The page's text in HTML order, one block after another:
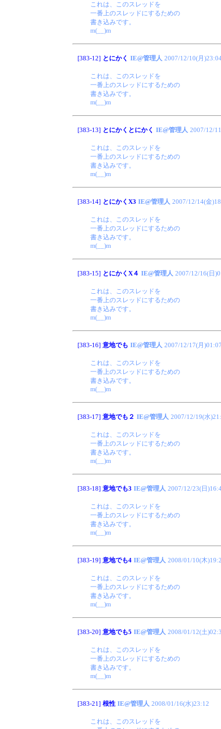
これは、このスレッドを
一番上のスレッドにするための
書き込みです。
m(__)m
[383-12] とにかく IE@管理人 2007/12/10(月
これは、このスレッドを
一番上のスレッドにするための
書き込みです。
m(__)m
[383-13] とにかくとにかく IE@管理人 2007/12/
これは、このスレッドを
一番上のスレッドにするための
書き込みです。
m(__)m
[383-14] とにかくX3 IE@管理人 2007/12/14(金
これは、このスレッドを
一番上のスレッドにするための
書き込みです。
m(__)m
[383-15] とにかくX４ IE@管理人 2007/12/16(日
これは、このスレッドを
一番上のスレッドにするための
書き込みです。
m(__)m
[383-16] 意地でも IE@管理人 2007/12/17(月)01:07
これは、このスレッドを
一番上のスレッドにするための
書き込みです。
m(__)m
[383-17] 意地でも２ IE@管理人 2007/12/19(水
これは、このスレッドを
一番上のスレッドにするための
書き込みです。
m(__)m
[383-18] 意地でも3 IE@管理人 2007/12/23(日
これは、このスレッドを
一番上のスレッドにするための
書き込みです。
m(__)m
[383-19] 意地でも4 IE@管理人 2008/01/10(木
これは、このスレッドを
一番上のスレッドにするための
書き込みです。
m(__)m
[383-20] 意地でも5 IE@管理人 2008/01/12(土
これは、このスレッドを
一番上のスレッドにするための
書き込みです。
m(__)m
[383-21] 根性 IE@管理人 2008/01/16(水)23:12
これは、このスレッドを